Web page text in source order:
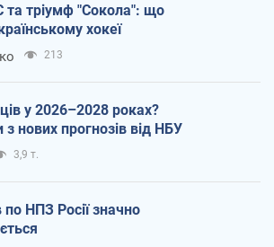
та тріумф "Сокола": що
хокеї
213
у 2026–2028 роках?
з нових прогнозів від НБУ
3,9 т.
по НПЗ Росії значно